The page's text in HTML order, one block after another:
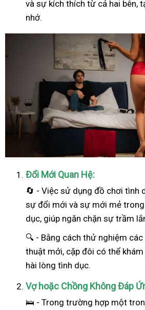
và sự kích thích từ cả hai bên,
nhớ.
Đổi Mới Quan Hệ:
🔄 - Việc sử dụng đồ chơi tình
sự đổi mới và sự mới mẻ
dục, giúp ngăn chặn sự trầm
🔍 - Bằng cách thử nghiệm các
thuật mới, cặp đôi có thể
hài lòng tình dục.
Vợ hoặc Chồng Không Đáp
🛌 - Trong trường hợp một